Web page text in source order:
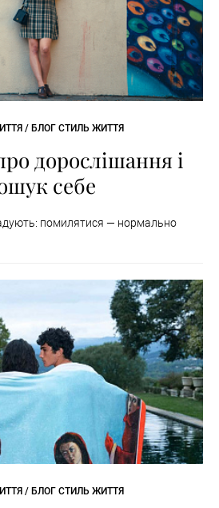
/ БЛОГ СТИЛЬ ЖИТТЯ
дорослішання і
себе
помилятися — нормально
/ БЛОГ СТИЛЬ ЖИТТЯ